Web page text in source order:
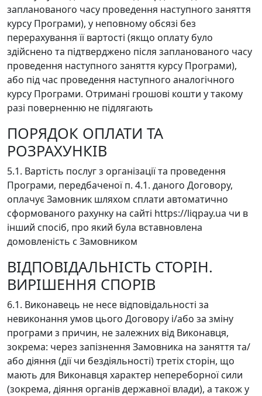
запланованого часу проведення наступного заняття
курсу Програми), у неповному обсязі без
перерахування її вартості (якщо оплату було
здійснено та підтверджено після запланованого часу
проведення наступного заняття курсу Програми),
або під час проведення наступного аналогічного
курсу Програми. Отримані грошові кошти у такому
разі поверненню не підлягають
ПОРЯДОК ОПЛАТИ ТА
РОЗРАХУНКІВ
5.1. Вартість послуг з організації та проведення
Програми, передбаченої п. 4.1. даного Договору,
оплачує Замовник шляхом сплати автоматично
сформованого рахунку на сайті https://liqpay.ua чи в
інший спосіб, про який була вставновлена
домовленість с Замовником
ВІДПОВІДАЛЬНІСТЬ СТОРІН.
ВИРІШЕННЯ СПОРІВ
6.1. Виконавець не несе відповідальності за
невиконання умов цього Договору і/або за зміну
програми з причин, не залежних від Виконавця,
зокрема: через запізнення Замовника на заняття та/
або діяння (дії чи бездіяльності) третіх сторін, що
мають для Виконавця характер непереборної сили
(зокрема, діяння органів державної влади), а також у